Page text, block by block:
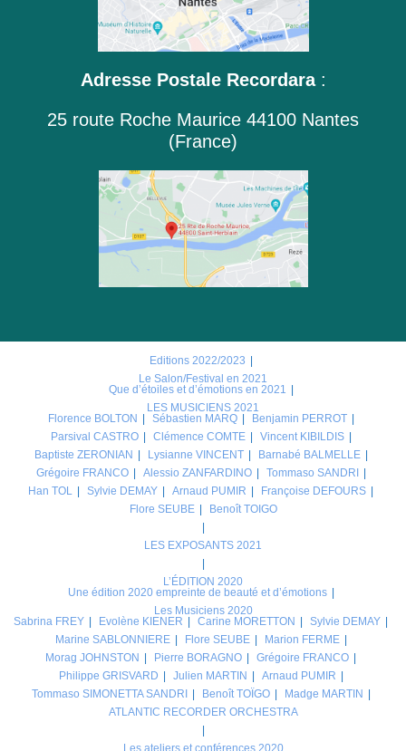
Adresse Postale Recordara:
25 route Roche Maurice 44100 Nantes
(France)
Editions 2022/2023
Le Salon/Festival en 2021
Que d’étoiles et d’émotions en 2021
LES MUSICIENS 2021
Florence BOLTON
Sébastien MARQ
Benjamin PERROT
Parsival CASTRO
Clémence COMTE
Vincent KIBILDIS
Baptiste ZERONIAN
Lysianne VINCENT
Barnabé BALMELLE
Grégoire FRANCO
Alessio ZANFARDINO
Tommaso SANDRI
Han TOL
Sylvie DEMAY Arnaud PUMIR
Françoise DEFOURS
Flore SEUBE
Benoît TOIGO
LES EXPOSANTS 2021
L’ÉDITION 2020
Une édition 2020 empreinte de beauté et d’émotions
Les Musiciens 2020
Sabrina FREY
Evolène KIENER Carine MORETTON
Sylvie DEMAY
Marine SABLONNIERE
Flore SEUBE
Marion FERME
Morag JOHNSTON
Pierre BORAGNO
Grégoire FRANCO
Philippe GRISVARD
Julien MARTIN
Arnaud PUMIR
Tommaso SIMONETTA SANDRI
Benoît TOÏGO
Madge MARTIN
ATLANTIC RECORDER ORCHESTRA